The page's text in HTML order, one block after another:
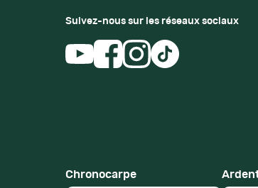
Suivez-nous sur les réseaux sociaux
Chronocarpe